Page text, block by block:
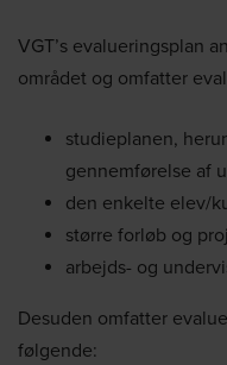
VGT’s evalueringsplan
området og omfatter
studieplanen,
gennemførelse af
den enkelte elev/
større forløb og
arbejds- og
Desuden omfatter
følgende: